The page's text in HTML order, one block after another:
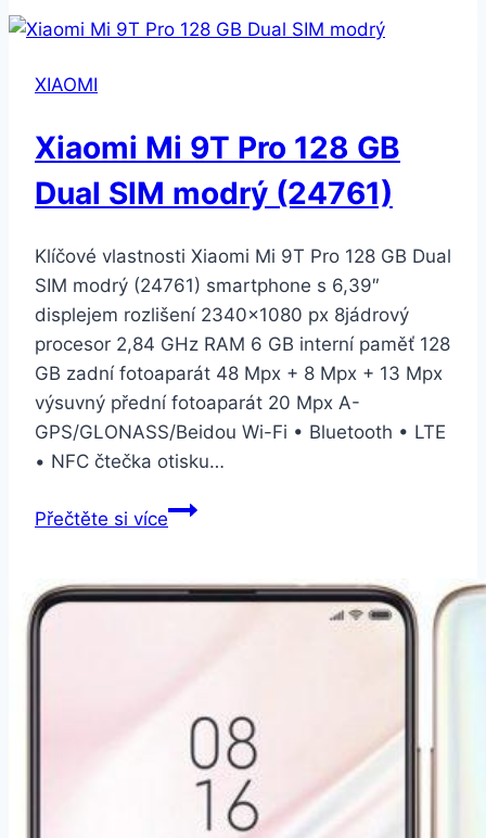
Pro
SIM
(24762)
XIAOMI
Xiaomi Mi 9T Pro 128 GB
Dual SIM modrý (24761)
Klíčové vlastnosti Xiaomi Mi 9T Pro 128 GB Dual
SIM modrý (24761) smartphone s 6,39″
displejem rozlišení 2340×1080 px 8jádrový
procesor 2,84 GHz RAM 6 GB interní paměť 128
GB zadní fotoaparát 48 Mpx + 8 Mpx + 13 Mpx
výsuvný přední fotoaparát 20 Mpx A-
GPS/GLONASS/Beidou Wi-Fi • Bluetooth • LTE
• NFC čtečka otisku…
Přečtěte si víceXiaomi
Pro
SIM
(24761)